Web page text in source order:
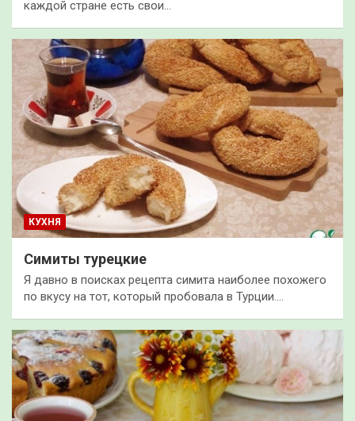
каждой стране есть свои…
КУХНЯ
Симиты турецкие
Я давно в поисках рецепта симита наиболее похожего
по вкусу на тот, который пробовала в Турции.…